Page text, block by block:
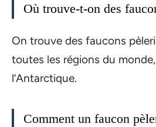
Où trouve-t-on des
On trouve des faucons
toutes les régions du
l’Antarctique.
Comment un faucon